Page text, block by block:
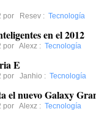
por Resev : Tecnología
en el 2012
por Alexz : Tecnología
E
por Janhio : Tecnología
el nuevo Galaxy
por Alexz : Tecnología